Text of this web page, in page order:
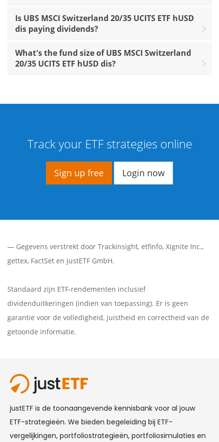
Is UBS MSCI Switzerland 20/35 UCITS ETF hUSD
dis paying dividends?
What's the fund size of UBS MSCI Switzerland
20/35 UCITS ETF hUSD dis?
Track your ETF strategies online
Sign up free Login now
— Gegevens verstrekt door Trackinsight, etfinfo, Xignite Inc.,
gettex, FactSet en justETF GmbH.
Standaard zijn ETF-rendementen inclusief
dividenduitkeringen (indien van toepassing). Er is geen
garantie voor de volledigheid, juistheid en correctheid van de
getoonde informatie.